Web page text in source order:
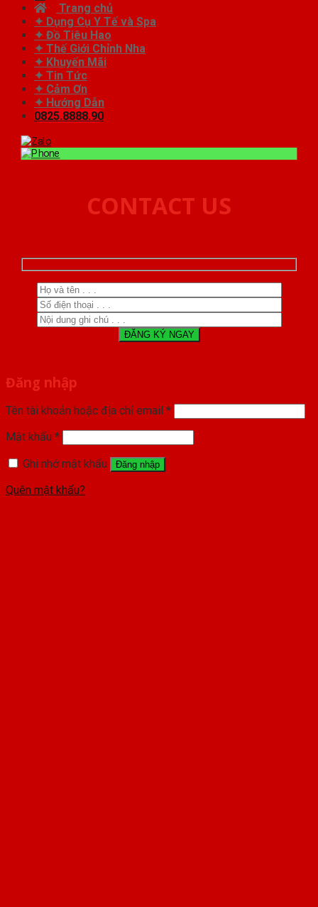
Trang chủ
✦ Dụng Cụ Y Tế và Spa
✦ Đồ Tiêu Hao
✦ Thế Giới Chỉnh Nha
✦ Khuyến Mãi
✦ Tin Tức
✦ Cảm Ơn
✦ Hướng Dẫn
0825.8888.90
CONTACT US
Đăng nhập
Tên tài khoản hoặc địa chỉ email *
Mật khẩu *
Ghi nhớ mật khẩu
Đăng nhập
Quên mật khẩu?